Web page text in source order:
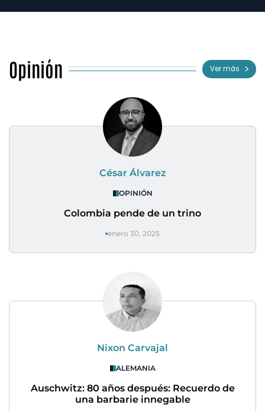
Opinión Ver más
César Álvarez
OPINIÓN
Colombia pende de un trino
enero 30, 2025
Nixon Carvajal
ALEMANIA
Auschwitz: 80 años después: Recuerdo de
una barbarie innegable